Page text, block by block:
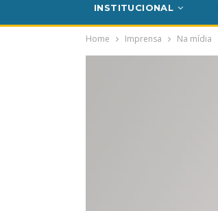
INSTITUCIONAL
Home Imprensa Na mídia